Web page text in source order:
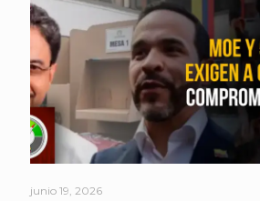
junio 19, 2026